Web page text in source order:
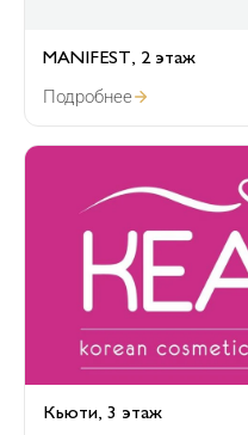
MANIFEST, 2 этаж
Подробнее
Кьюти, 3 этаж